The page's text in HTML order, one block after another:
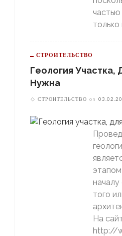
СТРОИТЕЛЬСТВО
Геология Участка,
Нужна
СТРОИТЕЛЬСТВО on
того
На
http://